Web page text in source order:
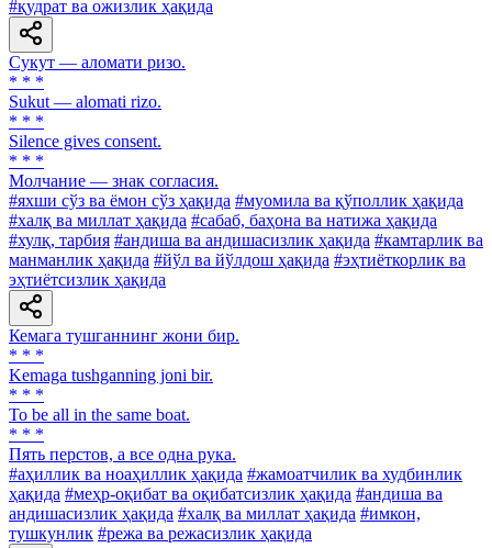
#қудрат ва ожизлик ҳақида
Сукут — аломати ризо.
* * *
Sukut — alomati rizo.
* * *
Silence gives consent.
* * *
Молчание — знак согласия.
#яхши сўз ва ёмон сўз ҳақида #муомила ва қўполлик ҳақида
#халқ ва миллат ҳақида #сабаб, баҳона ва натижа ҳақида
#хулқ, тарбия #андиша ва андишасизлик ҳақида #камтарлик ва
манманлик ҳақида #йўл ва йўлдош ҳақида #эҳтиёткорлик ва
эҳтиётсизлик ҳақида
Кемага тушганнинг жони бир.
* * *
Kemaga tushganning joni bir.
* * *
To be all in the same boat.
* * *
Пять перстов, а все одна рука.
#аҳиллик ва ноаҳиллик ҳақида #жамоатчилик ва худбинлик
ҳақида #меҳр-оқибат ва оқибатсизлик ҳақида #андиша ва
андишасизлик ҳақида #халқ ва миллат ҳақида #имкон,
тушкунлик #режа ва режасизлик ҳақида